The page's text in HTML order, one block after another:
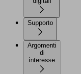
Supporto
Argomenti
di